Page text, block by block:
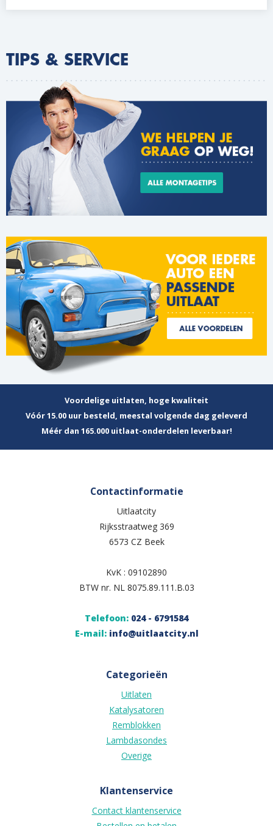
TIPS & SERVICE
Voordelige uitlaten, hoge kwaliteit
Vóór 15.00 uur besteld, meestal volgende dag geleverd
Méér dan 165.000 uitlaat-onderdelen leverbaar!
Contactinformatie
Uitlaatcity
Rijksstraatweg 369
6573 CZ Beek
KvK : 09102890
BTW nr. NL 8075.89.111.B.03
Telefoon: 024 - 6791584
E-mail: info@uitlaatcity.nl
Categorieën
Uitlaten
Katalysatoren
Remblokken
Lambdasondes
Overige
Klantenservice
Contact klantenservice